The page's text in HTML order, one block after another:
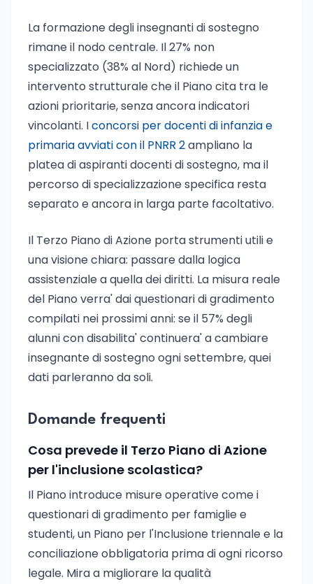
La formazione degli insegnanti di sostegno
rimane il nodo centrale. Il 27% non
specializzato (38% al Nord) richiede un
intervento strutturale che il Piano cita tra le
azioni prioritarie, senza ancora indicatori
vincolanti. Iconcorsi per docenti di infanzia e
primaria avviati con il PNRR 2ampliano la
platea di aspiranti docenti di sostegno, ma il
percorso di specializzazione specifica resta
separato e ancora in larga parte facoltativo.
Il Terzo Piano di Azione porta strumenti utili e
una visione chiara: passare dalla logica
assistenziale a quella dei diritti. La misura reale
del Piano verra' dai questionari di gradimento
compilati nei prossimi anni: se il 57% degli
alunni con disabilita' continuera' a cambiare
insegnante di sostegno ogni settembre, quei
dati parleranno da soli.
Domande frequenti
Cosa prevede il Terzo Piano di Azione
per l'inclusione scolastica?
Il Piano introduce misure operative come i
questionari di gradimento per famiglie e
studenti, un Piano per l'Inclusione triennale e la
conciliazione obbligatoria prima di ogni ricorso
legale. Mira a migliorare la qualità